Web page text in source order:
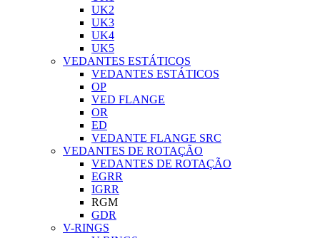
UK2
UK3
UK4
UK5
VEDANTES ESTÁTICOS
VEDANTES ESTÁTICOS
OP
VED FLANGE
OR
ED
VEDANTE FLANGE SRC
VEDANTES DE ROTAÇÃO
VEDANTES DE ROTAÇÃO
EGRR
IGRR
RGM
GDR
V-RINGS